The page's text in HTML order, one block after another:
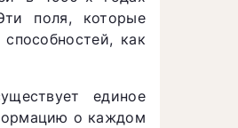
поля, которые
как
единое
о каждом